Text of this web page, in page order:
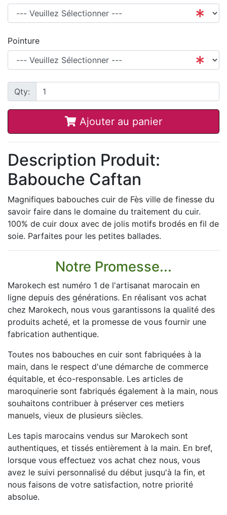
Pointure
Qty:
Ajouter au panier
Description Produit:
Babouche Caftan
Magnifiques babouches cuir de Fès ville de finesse du
savoir faire dans le domaine du traitement du cuir.
100% de cuir doux avec de jolis motifs brodés en fil de
soie. Parfaites pour les petites ballades.
Notre Promesse...
Marokech est numéro 1 de l'artisanat marocain en
ligne depuis des générations. En réalisant vos achat
chez Marokech, nous vous garantissons la qualité des
produits acheté, et la promesse de vous fournir une
fabrication authentique.
Toutes nos babouches en cuir sont fabriquées à la
main, dans le respect d'une démarche de commerce
équitable, et éco-responsable. Les articles de
maroquinerie sont fabriqués également à la main, nous
souhaitons contribuer à préserver ces metiers
manuels, vieux de plusieurs siècles.
Les tapis marocains vendus sur Marokech sont
authentiques, et tissés entièrement à la main. En bref,
lorsque vous effectuez vos achat chez nous, vous
avez le suivi personnalisé du début jusqu'à la fin, et
nous faisons de votre satisfaction, notre priorité
absolue.